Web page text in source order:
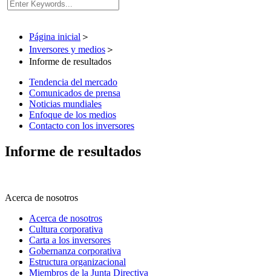
Página inicial ＞
Inversores y medios ＞
Informe de resultados
Tendencia del mercado
Comunicados de prensa
Noticias mundiales
Enfoque de los medios
Contacto con los inversores
Informe de resultados
Acerca de nosotros
Acerca de nosotros
Cultura corporativa
Carta a los inversores
Gobernanza corporativa
Estructura organizacional
Miembros de la Junta Directiva